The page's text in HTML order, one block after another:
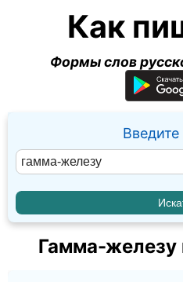
Как
Формы слов
Гамма-железу